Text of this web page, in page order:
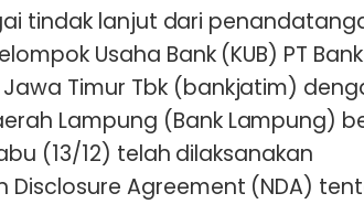
tindak lanjut dari
Usaha Bank (KUB) PT Bank
Timur Tbk (bankjatim)
Lampung (Bank Lampung)
(13/12) telah dilaksanakan
Agreement (NDA)